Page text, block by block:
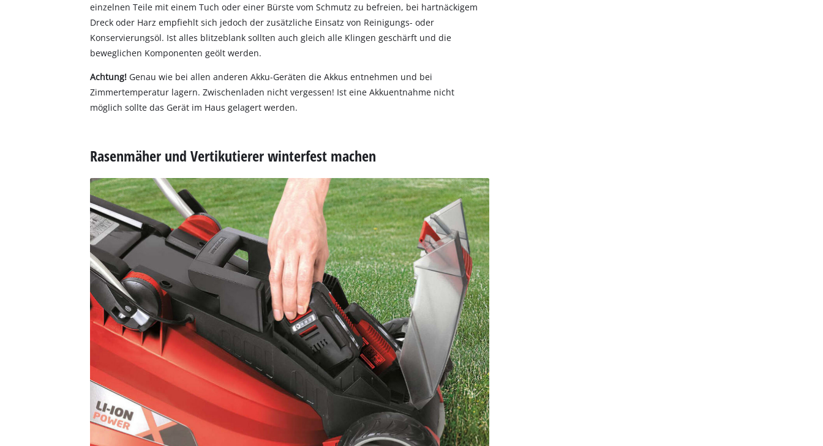
einzelnen Teile mit einem Tuch oder einer Bürste vom Schmutz zu befreien, bei hartnäckigem
Dreck oder Harz empfiehlt sich jedoch der zusätzliche Einsatz von Reinigungs- oder
Konservierungsöl. Ist alles blitzeblank sollten auch gleich alle Klingen geschärft und die
beweglichen Komponenten geölt werden.
Achtung! Genau wie bei allen anderen Akku-Geräten die Akkus entnehmen und bei
Zimmertemperatur lagern. Zwischenladen nicht vergessen! Ist eine Akkuentnahme nicht
möglich sollte das Gerät im Haus gelagert werden.
Rasenmäher und Vertikutierer winterfest machen